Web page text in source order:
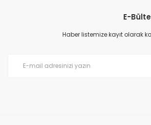
Ürün resmi kalitesiz, bozuk veya
Ürün açıklamasında eksik bilgiler bulunuyor.
E-
Haber listemize kayıt olarak